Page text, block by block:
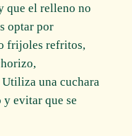
que el relleno no
optar por
frijoles refritos,
una cuchara
evitar que se